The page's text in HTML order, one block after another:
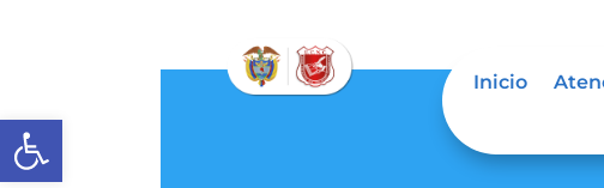
Abrir barra de herramientas
Inicio